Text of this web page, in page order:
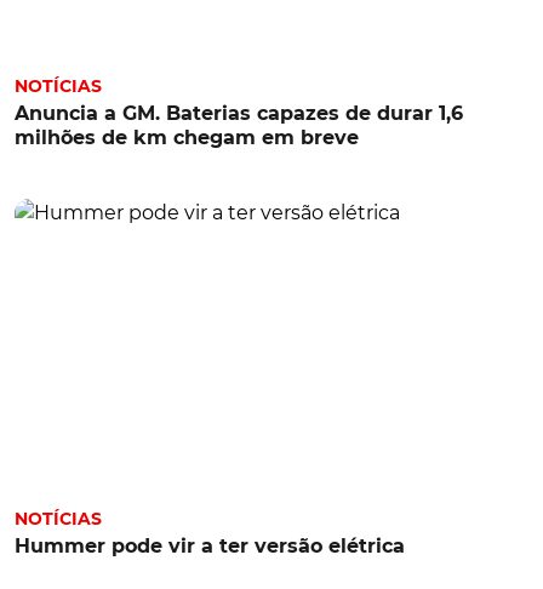
NOTÍCIAS
Anuncia a GM. Baterias capazes de durar 1,6
milhões de km chegam em breve
NOTÍCIAS
Hummer pode vir a ter versão elétrica